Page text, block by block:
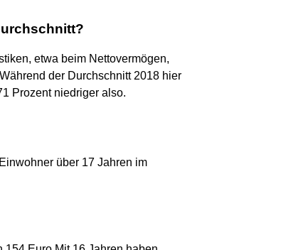
etwa beim Nettovermögen,
der Durchschnitt 2018 hier
Prozent niedriger also.
über 17 Jahren im